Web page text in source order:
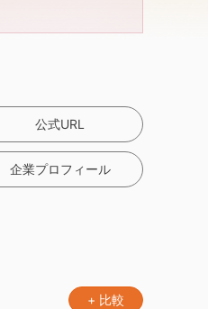
公式URL
企業プロフィール
+ 比較